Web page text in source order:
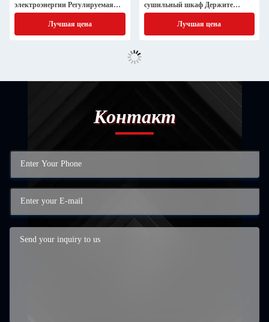
электроэнергии Регулируемая
температура
Лучшая цена
сушильный шкаф Держите
свежее оборудование
Лучшая цена
Контакт